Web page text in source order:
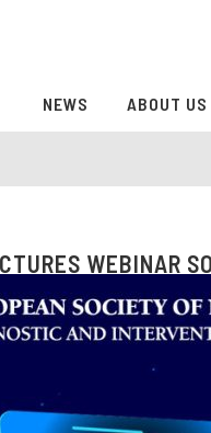
NEWS ABOUT US
WEBINAR